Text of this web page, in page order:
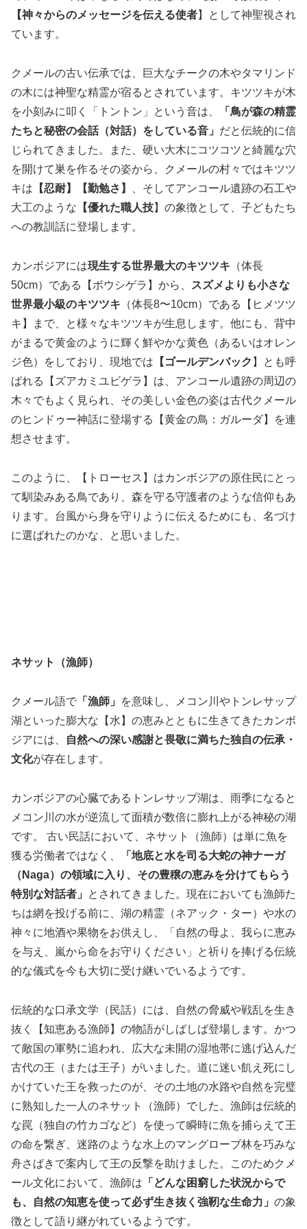
【神々からのメッセージを伝える使者】として神聖視され
ています。
クメールの古い伝承では、巨大なチークの木やタマリンド
の木には神聖な精霊が宿るとされています。キツツキが木
を小刻みに叩く「トントン」という音は、
「鳥が森の精霊
たちと秘密の会話（対話）をしている音」 だと伝統的に信
じられてきました。また、硬い大木にコツコツと綺麗な穴
を開けて巣を作るその姿から、クメールの村々ではキツツ
キは 【忍耐】【勤勉さ 】
、そしてアンコール遺跡の石工や
大工のような 【優れた職人技】の象徴として、子どもたち
への教訓話に登場します。
カンボジアには現生する世界最大のキツツキ （体長
50cm）である【ボウシゲラ】から、
スズメよりも小さな
世界最小級のキツツキ （体長8〜10cm）である【ヒメツツ
キ】まで、と様々なキツツキが生息します。他にも、背中
がまるで黄金のように輝く鮮やかな黄色（あるいはオレン
ジ色）をしており、現地では 【ゴールデンバック 】とも呼
ばれる【ズアカミユビゲラ】は、アンコール遺跡の周辺の
木々でもよく見られ、その美しい金色の姿は古代クメール
のヒンドゥー神話に登場する【黄金の鳥：ガルーダ】を連
想させます。
このように、【トローセス】はカンボジアの原住民にとっ
て馴染みある鳥であり、森を守る守護者のような信仰もあ
ります。台風から身を守りように伝えるためにも、名づけ
に選ばれたのかな、と思いました。
ネサット（漁師）
クメール語で 「漁師」
を意味し、メコン川やトンレサップ
湖といった膨大な【水】の恵みとともに生きてきたカンボ
ジアには、
自然への深い感謝と畏敬に満ちた独自の伝承・
文化が存在します。
カンボジアの心臓であるトンレサップ湖は、雨季になると
メコン川の水が逆流して面積が数倍に膨れ上がる神秘の湖
です。 古い民話において、ネサット（漁師）は単に魚を
獲る労働者ではなく、
「地底と水を司る大蛇の神ナーガ
（Naga）の領域に入り、その豊穣の恵みを分けてもらう
特別な対話者」
とされてきました。現在においても漁師た
ちは網を投げる前に、湖の精霊（ネアック・ター）や水の
神々に地酒や果物をお供えし、「自然の母よ、我らに恵み
を与え、嵐から命をお守りください」と祈りを捧げる伝統
的な儀式を今も大切に受け継いでいるようです。
伝統的な口承文学（民話）には、自然の脅威や戦乱を生き
抜く【知恵ある漁師】の物語がしばしば登場します。かつ
て敵国の軍勢に追われ、広大な未開の湿地帯に逃げ込んだ
古代の王（または王子）がいました。道に迷い飢え死にし
かけていた王を救ったのが、その土地の水路や自然を完璧
に熟知した一人のネサット（漁師）でした。漁師は伝統的
な罠（独自の竹カゴなど）を使って瞬時に魚を捕らえて王
の命を繋ぎ、迷路のような水上のマングローブ林を巧みな
舟さばきで案内して王の反撃を助けました。このためクメ
ール文化において、漁師は 「どんな困窮した状況からで
も、自然の知恵を使って必ず生き抜く強靭な生命力」 の象
徴として語り継がれているようです。